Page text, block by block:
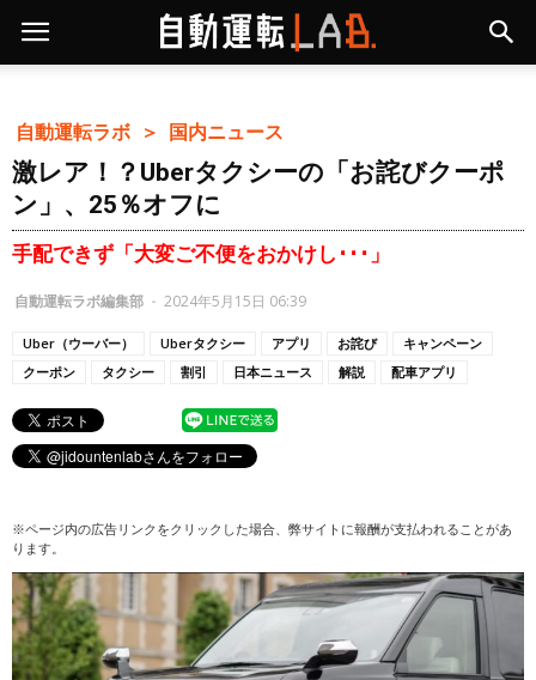
自動運転ラボ ＞ 国内ニュース
激レア！？Uberタクシーの「お詫びクーポ
ン」、25％オフに
手配できず「大変ご不便をおかけし･･･」
自動運転ラボ編集部 - 2024年5月15日 06:39
Uber（ウーバー） Uberタクシー アプリ お詫び
キャンペーン
クーポン
タクシー 割引 日本ニュース 解説 配車アプリ
※ページ内の広告リンクをクリックした場合、弊サイトに報酬が支払われることがあ
ります。